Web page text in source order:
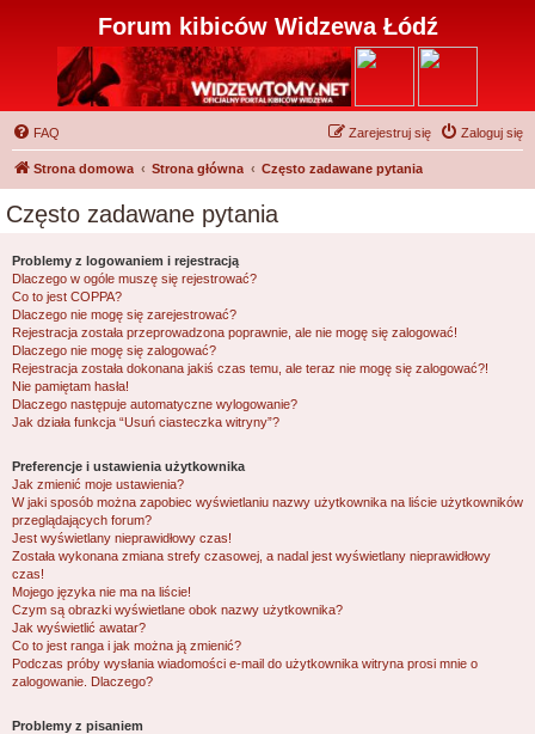
Forum kibiców Widzewa Łódź
FAQ Zaloguj się
Zarejestruj się
Strona domowa Strona główna Często zadawane pytania
Często zadawane pytania
Problemy z logowaniem i rejestracją
Dlaczego w ogóle muszę się rejestrować?
Co to jest COPPA?
Dlaczego nie mogę się zarejestrować?
Rejestracja została przeprowadzona poprawnie, ale nie mogę się zalogować!
Dlaczego nie mogę się zalogować?
Rejestracja została dokonana jakiś czas temu, ale teraz nie mogę się zalogować?!
Nie pamiętam hasła!
Dlaczego następuje automatyczne wylogowanie?
Jak działa funkcja “Usuń ciasteczka witryny”?
Preferencje i ustawienia użytkownika
Jak zmienić moje ustawienia?
W jaki sposób można zapobiec wyświetlaniu nazwy użytkownika na liście użytkowników
przeglądających forum?
Jest wyświetlany nieprawidłowy czas!
Została wykonana zmiana strefy czasowej, a nadal jest wyświetlany nieprawidłowy
czas!
Mojego języka nie ma na liście!
Czym są obrazki wyświetlane obok nazwy użytkownika?
Jak wyświetlić awatar?
Co to jest ranga i jak można ją zmienić?
Podczas próby wysłania wiadomości e-mail do użytkownika witryna prosi mnie o
zalogowanie. Dlaczego?
Problemy z pisaniem